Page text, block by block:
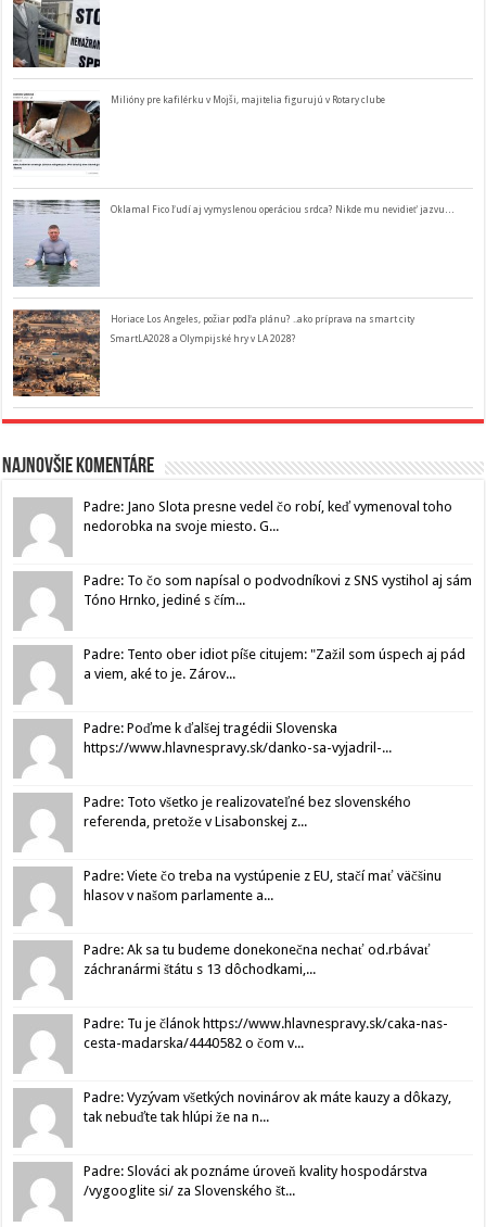
Milióny pre kafilérku v Mojši, majitelia figurujú v Rotary clube
Oklamal Fico ľudí aj vymyslenou operáciou srdca? Nikde mu nevidieť jazvu…
Horiace Los Angeles, požiar podľa plánu? ..ako príprava na smart city
SmartLA2028 a Olympijské hry v LA 2028?
Najnovšie komentáre
Padre: Jano Slota presne vedel čo robí, keď vymenoval toho
nedorobka na svoje miesto. G...
Padre: To čo som napísal o podvodníkovi z SNS vystihol aj sám
Tóno Hrnko, jediné s čím...
Padre: Tento ober idiot píše citujem: "Zažil som úspech aj pád
a viem, aké to je. Zárov...
Padre: Poďme k ďalšej tragédii Slovenska
https://www.hlavnespravy.sk/danko-sa-vyjadril-...
Padre: Toto všetko je realizovateľné bez slovenského
referenda, pretože v Lisabonskej z...
Padre: Viete čo treba na vystúpenie z EU, stačí mať väčšinu
hlasov v našom parlamente a...
Padre: Ak sa tu budeme donekonečna nechať od.rbávať
záchranármi štátu s 13 dôchodkami,...
Padre: Tu je článok https://www.hlavnespravy.sk/caka-nas-
cesta-madarska/4440582 o čom v...
Padre: Vyzývam všetkých novinárov ak máte kauzy a dôkazy,
tak nebuďte tak hlúpi že na n...
Padre: Slováci ak poznáme úroveň kvality hospodárstva
/vygooglite si/ za Slovenského št...